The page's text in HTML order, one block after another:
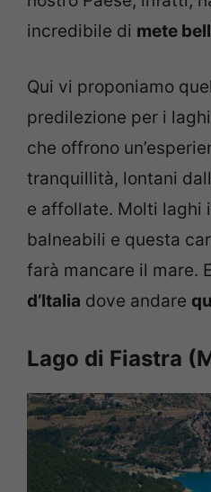
incredibile di mete
Qui vi proponiamo
predilezione per i
che offrono
tranquillità, lontani
e affollate. Molti laghi
balneabili e questa
farà mancare il mare.
d’Italia dove andare
Lago di Fiastra